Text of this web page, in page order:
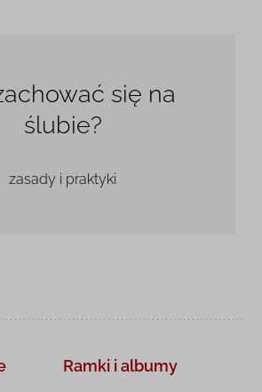
się na
ślubie?
zasady i praktyki
Ramki i albumy